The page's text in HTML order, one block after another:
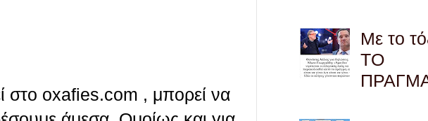
στο oxafies.com , μπορεί να
Με το
ΤΟ